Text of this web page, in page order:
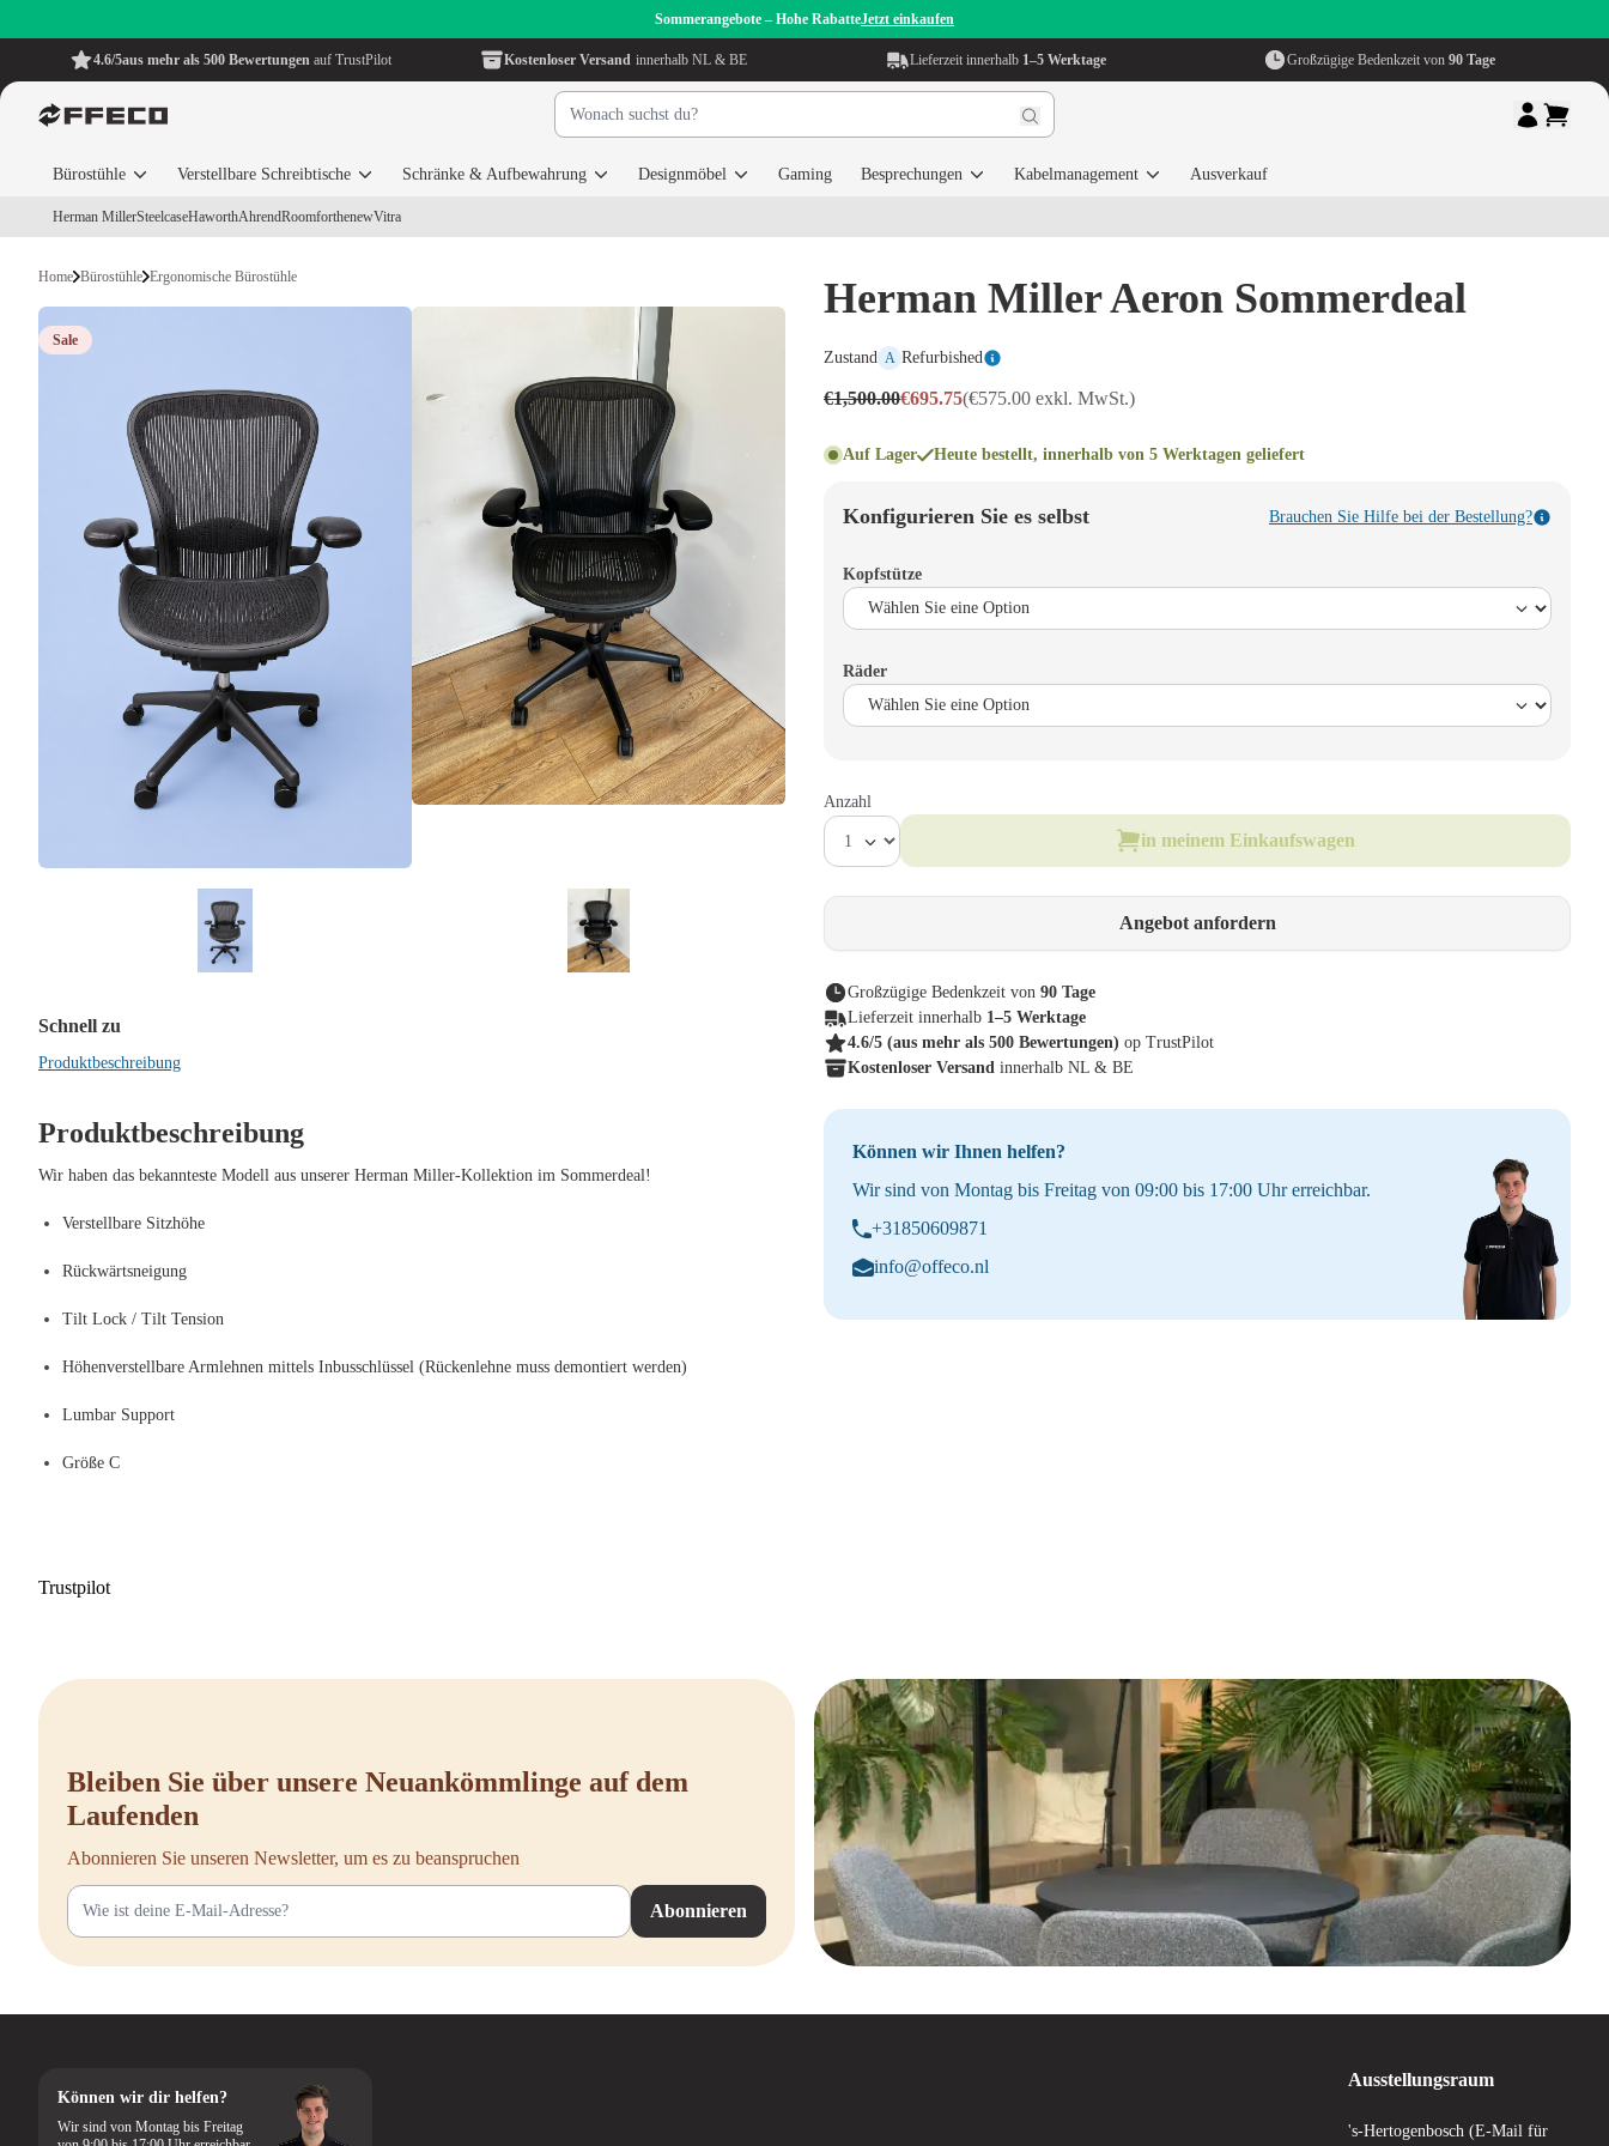
Sommerangebote – Hohe RabatteJetzt einkaufen
4.6/5aus mehr als 500 Bewertungenauf TrustPilot Kostenloser Versand innerhalb NL & BE Lieferzeit innerhalb 1–5 Werktage Großzügige Bedenkzeit von 90 Tage
Bürostühle Verstellbare Schreibtische Schränke & Aufbewahrung Designmöbel Gaming Besprechungen Kabelmanagement Ausverkauf
Herman MillerSteelcaseHaworthAhrendRoomforthenewVitra
Home Bürostühle Ergonomische Bürostühle
Sale
Herman Miller Aeron Sommerdeal
Zustand A Refurbished
€1,500.00€695.75(€575.00 exkl. MwSt.)
Auf Lager Heute bestellt, innerhalb von 5 Werktagen geliefert
Konfigurieren Sie es selbst Brauchen Sie Hilfe bei der Bestellung?
Kopfstütze
Räder
Anzahl
in meinem Einkaufswagen
Angebot anfordern
Großzügige Bedenkzeit von 90 Tage
Lieferzeit innerhalb 1–5 Werktage
4.6/5 (aus mehr als 500 Bewertungen) op TrustPilot
Kostenloser Versand innerhalb NL & BE
Können wir Ihnen helfen?
Wir sind von Montag bis Freitag von 09:00 bis 17:00 Uhr erreichbar.
+31850609871
info@offeco.nl
Schnell zu
Produktbeschreibung
Produktbeschreibung
Wir haben das bekannteste Modell aus unserer Herman Miller-Kollektion im Sommerdeal!
Verstellbare Sitzhöhe
Rückwärtsneigung
Tilt Lock / Tilt Tension
Höhenverstellbare Armlehnen mittels Inbusschlüssel (Rückenlehne muss demontiert werden)
Lumbar Support
Größe C
Trustpilot
Bleiben Sie über unsere Neuankömmlinge auf dem
Laufenden
Abonnieren Sie unseren Newsletter, um es zu beanspruchen
Abonnieren
Können wir dir helfen?
Wir sind von Montag bis Freitag
Ausstellungsraum
's-Hertogenbosch (E-Mail für